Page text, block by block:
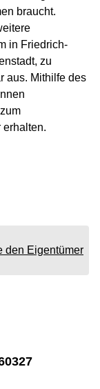
braucht.
in Friedrich-
zu
aus. Mithilfe des
erhalten.
den Eigentümer